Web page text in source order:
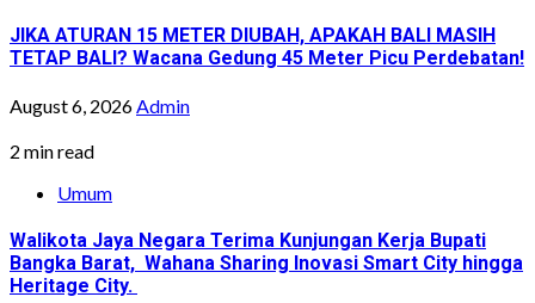
JIKA ATURAN 15 METER DIUBAH, APAKAH BALI MASIH
TETAP BALI? Wacana Gedung 45 Meter Picu Perdebatan!
August 6, 2026Admin
2 min read
Umum
Walikota Jaya Negara Terima Kunjungan Kerja Bupati
Bangka Barat, Wahana Sharing Inovasi Smart City hingga
Heritage City.